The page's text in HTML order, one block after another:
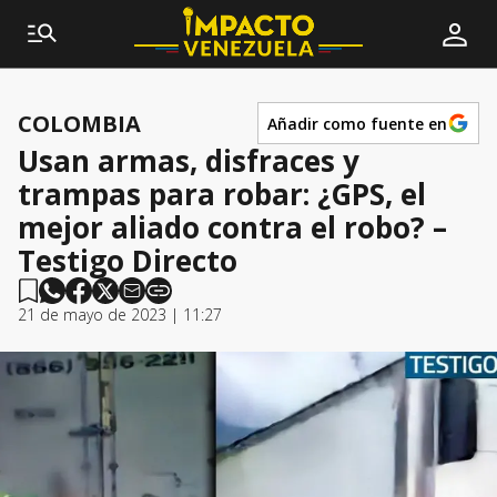
COLOMBIA Añadir como fuente en
Usan armas, disfraces y
trampas para robar: ¿GPS, el
mejor aliado contra el robo? –
Testigo Directo
21 de mayo de 2023 | 11:27